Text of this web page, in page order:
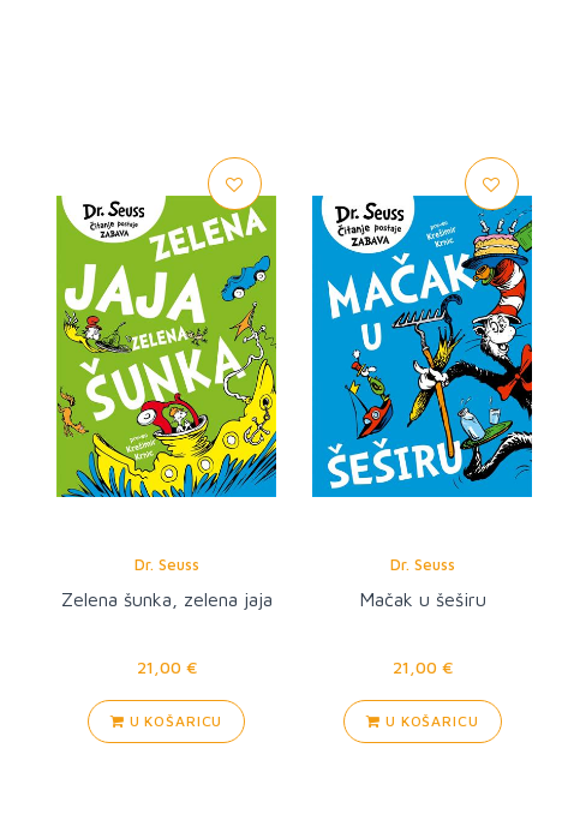
Dr. Seuss
Zelena šunka, zelena jaja
21,00 €
U KOŠARICU
Dr. Seuss
Mačak u šeširu
21,00 €
U KOŠARICU